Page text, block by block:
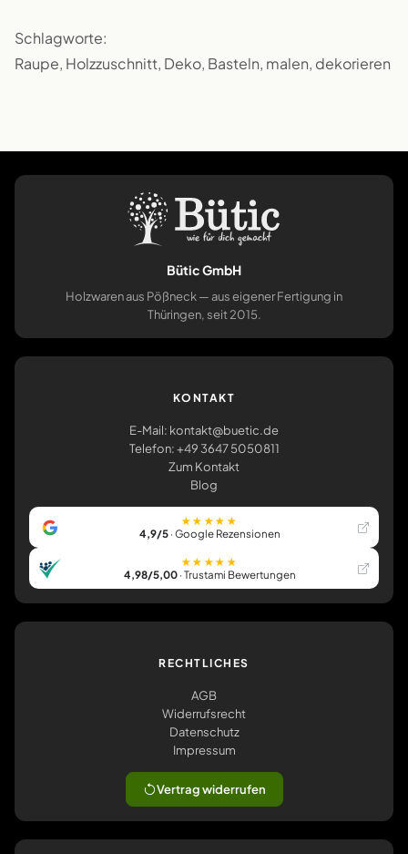
Schlagworte:
Raupe, Holzzuschnitt, Deko, Basteln, malen, dekorieren
Bütic GmbH
Holzwaren aus Pößneck — aus eigener Fertigung in
Thüringen, seit 2015.
KONTAKT
E-Mail: kontakt@buetic.de
Telefon: +49 3647 5050811
Zum Kontakt
Blog
★★★★★
4,9/5· Google Rezensionen
★★★★★
4,98/5,00· Trustami Bewertungen
RECHTLICHES
AGB
Widerrufsrecht
Datenschutz
Impressum
Vertrag widerrufen